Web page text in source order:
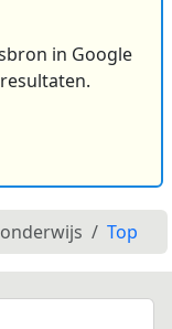
in Google
Top